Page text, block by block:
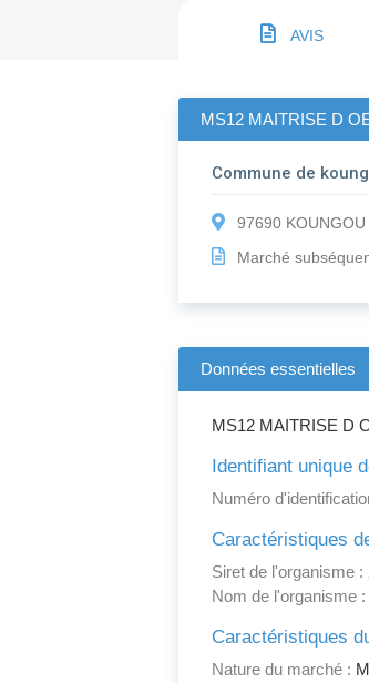
AVIS
MS12 MAITRISE D
Commune de
97690 KOUNGOU
Marché
Données essentielles
MS12 MAITRISE D
Identifiant unique
Numéro
Caractéristiques
Siret de l'organisme :
Nom de l'organisme :
Caractéristiques
Nature du marché :